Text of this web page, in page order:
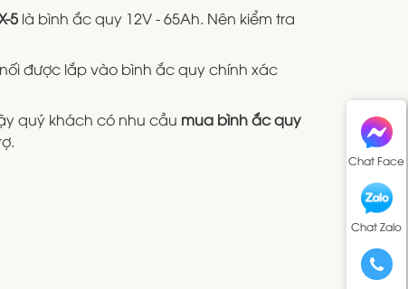
Chat Face
Chat Zalo
5 là bình ắc quy 12V - 65Ah. Nên kiểm tra
được lắp vào bình ắc quy chính xác
quý khách có nhu cầu mua bình ắc quy